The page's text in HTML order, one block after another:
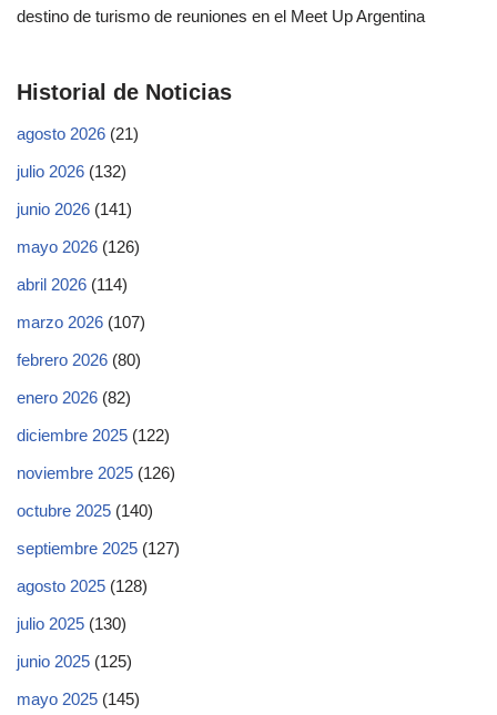
destino de turismo de reuniones en el Meet Up Argentina
Historial de Noticias
agosto 2026 (21)
julio 2026 (132)
junio 2026 (141)
mayo 2026 (126)
abril 2026 (114)
marzo 2026 (107)
febrero 2026 (80)
enero 2026 (82)
diciembre 2025 (122)
noviembre 2025 (126)
octubre 2025 (140)
septiembre 2025 (127)
agosto 2025 (128)
julio 2025 (130)
junio 2025 (125)
mayo 2025 (145)